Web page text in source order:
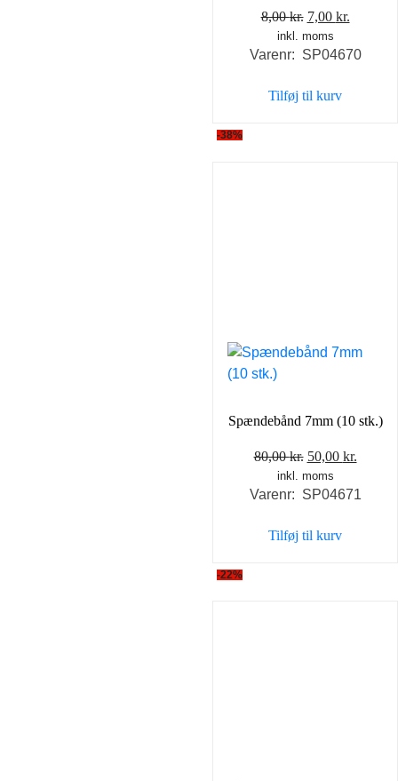
8,00kr. Den
oprindelige
pris
8,00 kr..
7,00 kr.Den
pris
inkl. moms
Varenr: SP04670
Tilføj til kurv
-38%
Spændebånd 7mm (10 stk.)
80,00kr. Den
oprindelige
pris
80,00 kr..
50,00 kr.
pris
inkl. moms
Varenr: SP04671
Tilføj til kurv
-22%